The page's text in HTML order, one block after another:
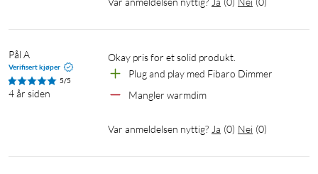
Pål A
Verifisert kjøper
5/5
4 år siden
Okay pris for et solid produkt.
Plug and play med Fibaro Dimmer
Mangler warmdim
Var anmeldelsen nyttig? Ja (0) Nei (0)